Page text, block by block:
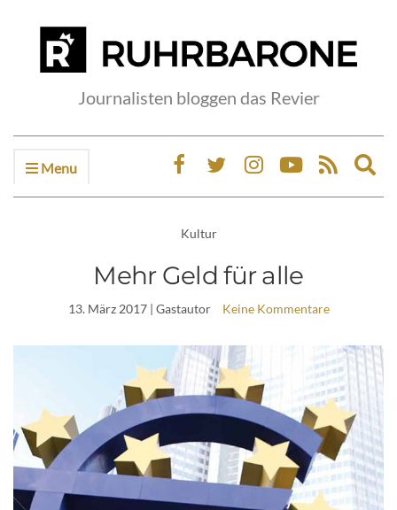
Journalisten bloggen das Revier
Menu
Kultur
Mehr Geld für alle
13. März 2017| Gastautor Keine Kommentare